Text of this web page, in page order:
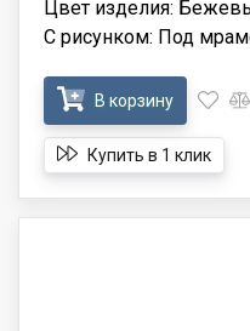
Цвет изделия:
С рисунком: Под
В корзину
Купить в 1 клик